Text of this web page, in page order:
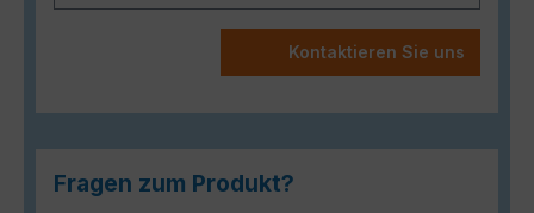
Kontaktieren Sie uns
Fragen zum Produkt?